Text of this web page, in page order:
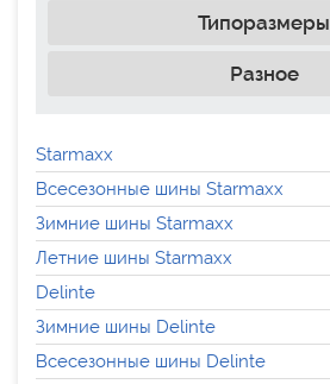
Типоразмеры
Разное
Starmaxx
Всесезонные шины Starmaxx
Зимние шины Starmaxx
Летние шины Starmaxx
Delinte
Зимние шины Delinte
Всесезонные шины Delinte